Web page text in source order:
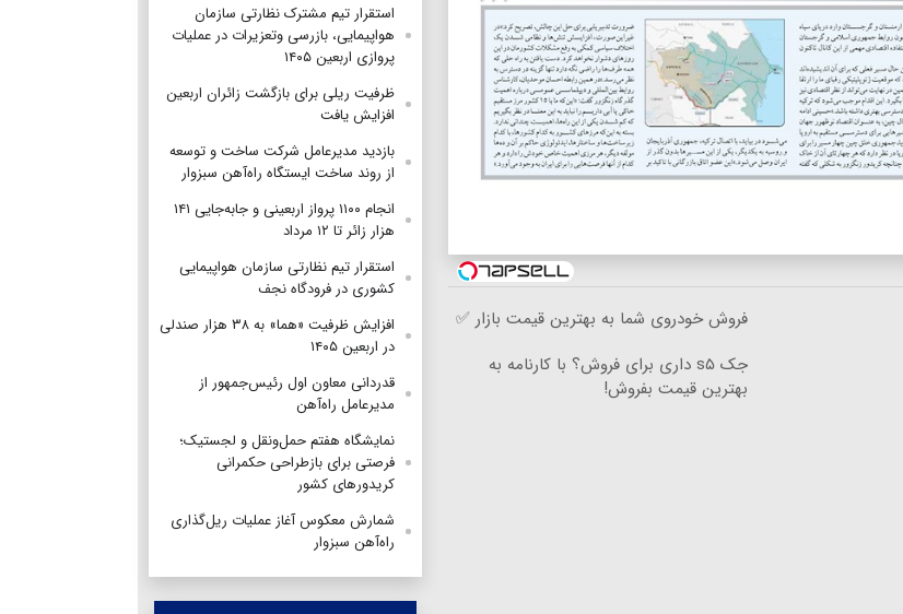
فروش خودروی شما به بهترین قیمت بازار ✅
جک s۵ داری برای فروش؟ با کارنامه به
بهترین قیمت بفروش!
استقرار تیم مشترک نظارتی سازمان
هواپیمایی، بازرسی وتعزیرات در عملیات
پروازی اربعین ۱۴۰۵
ظرفیت ریلی برای بازگشت زائران اربعین
افزایش یافت
بازدید مدیرعامل شرکت ساخت و توسعه
از روند ساخت ایستگاه راه‌آهن سبزوار
انجام ۱۱۰۰ پرواز اربعینی و جابه‌جایی ۱۴۱
هزار زائر تا ۱۲ مرداد
استقرار تیم‌ نظارتی سازمان هواپیمایی
کشوری در فرودگاه نجف
افزایش ظرفیت «هما» به ۳۸ هزار صندلی
در اربعین ۱۴۰۵
قدردانی معاون اول رئیس‌جمهور از
مدیرعامل راه‌آهن
نمایشگاه هفتم حمل‌ونقل و لجستیک؛
فرصتی برای بازطراحی حکمرانی
کریدورهای کشور
شمارش معکوس آغاز عملیات ریل‌گذاری
راه‌آهن سبزوار